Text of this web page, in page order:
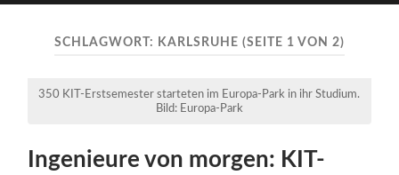
Menü
SCHLAGWORT: KARLSRUHE (SEITE 1 VON 2)
350 KIT-Erstsemester starteten im Europa-Park in ihr Studium.
Bild: Europa-Park
Ingenieure von morgen: KIT-